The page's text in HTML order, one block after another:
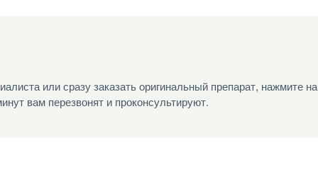
или сразу заказать оригинальный препарат, нажмите на
вам перезвонят и проконсультируют.